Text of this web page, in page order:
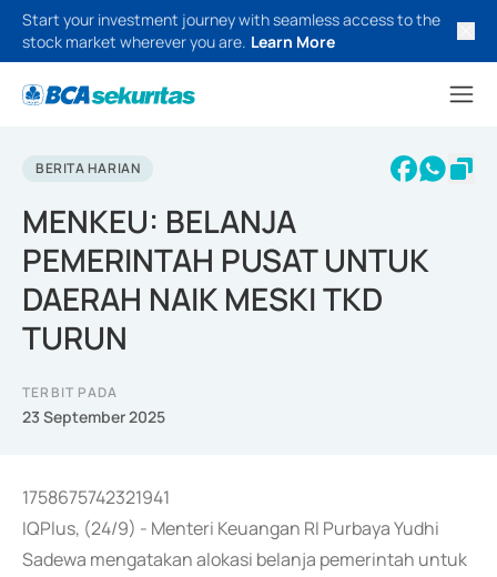
Start your investment journey with seamless access to the
stock market wherever you are. Learn More
BERITA HARIAN
MENKEU: BELANJA
PEMERINTAH PUSAT UNTUK
DAERAH NAIK MESKI TKD
TURUN
TERBIT PADA
23 September 2025
1758675742321941
IQPlus, (24/9) - Menteri Keuangan RI Purbaya Yudhi
Sadewa mengatakan alokasi belanja pemerintah untuk